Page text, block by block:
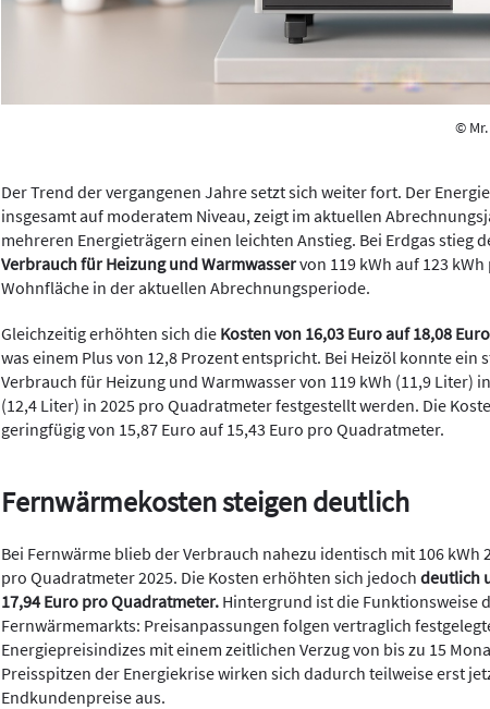
©
Der Trend der vergangenen Jahre setzt sich weiter fort. Der
insgesamt auf moderatem Niveau, zeigt im aktuellen
mehreren Energieträgern einen leichten Anstieg. Bei Erdgas stieg
Verbrauch für Heizung und Warmwasservon 119 kWh auf 123
Wohnfläche in der aktuellen Abrechnungsperiode.
Gleichzeitig erhöhten sich die Kosten von 16,03 Euro auf 18,08
was einem Plus von 12,8 Prozent entspricht. Bei Heizöl konnte ein
Verbrauch für Heizung und Warmwasser von 119 kWh (11,9 Liter)
(12,4 Liter) in 2025 pro Quadratmeter festgestellt werden. Die
geringfügig von 15,87 Euro auf 15,43 Euro pro Quadratmeter.
Fernwärmekosten steigen deutlich
Bei Fernwärme blieb der Verbrauch nahezu identisch mit 106 kWh
pro Quadratmeter 2025. Die Kosten erhöhten sich jedoch deutlich
17,94 Euro pro Quadratmeter. Hintergrund ist die Funktionsweise
Fernwärmemarkts: Preisanpassungen folgen vertraglich
Energiepreisindizes mit einem zeitlichen Verzug von bis zu 15
Preisspitzen der Energiekrise wirken sich dadurch teilweise erst
Endkundenpreise aus.